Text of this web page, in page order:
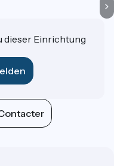
dieser Einrichtung